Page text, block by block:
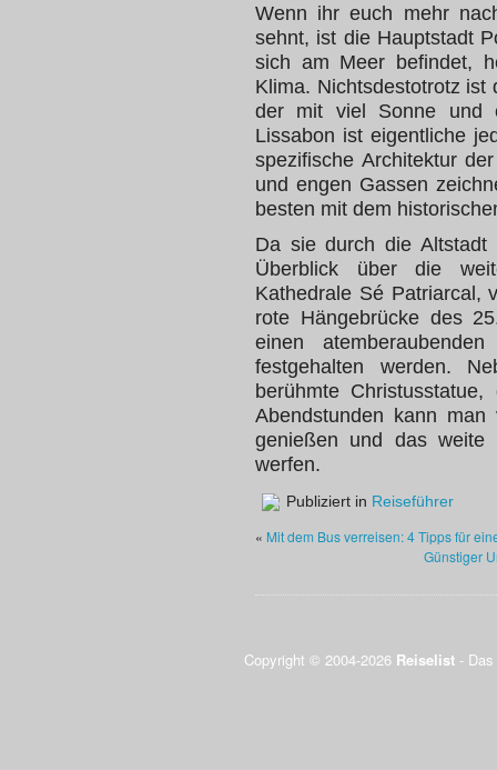
Wenn ihr euch mehr
sehnt, ist die Hauptstadt
sich am Meer befindet,
Klima. Nichtsdestotrotz ist
der mit viel Sonne und
Lissabon ist eigentliche
spezifische Architektur
und engen Gassen
besten mit dem
Da sie durch die
Überblick über die
Kathedrale Sé Patriarcal,
rote Hängebrücke des
einen
festgehalten werden.
berühmte
Abendstunden kann
genießen und das
werfen.
Publiziert in Reiseführer
« Mit dem Bus verreisen: 4 Tipps für
Günstiger
Copyright © 2004-2026 Reiselist -